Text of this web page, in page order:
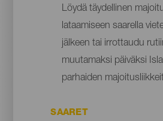
Löydä täydellinen
lataamiseen saarella
jälkeen tai irrottaudu
muutamaksi päiväksi
parhaiden
SAARET